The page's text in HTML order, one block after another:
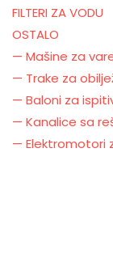
FILTERI ZA VODU
OSTALO
— Mašine za
— Trake za
— Baloni za
— Kanalice sa
— Elektromotori